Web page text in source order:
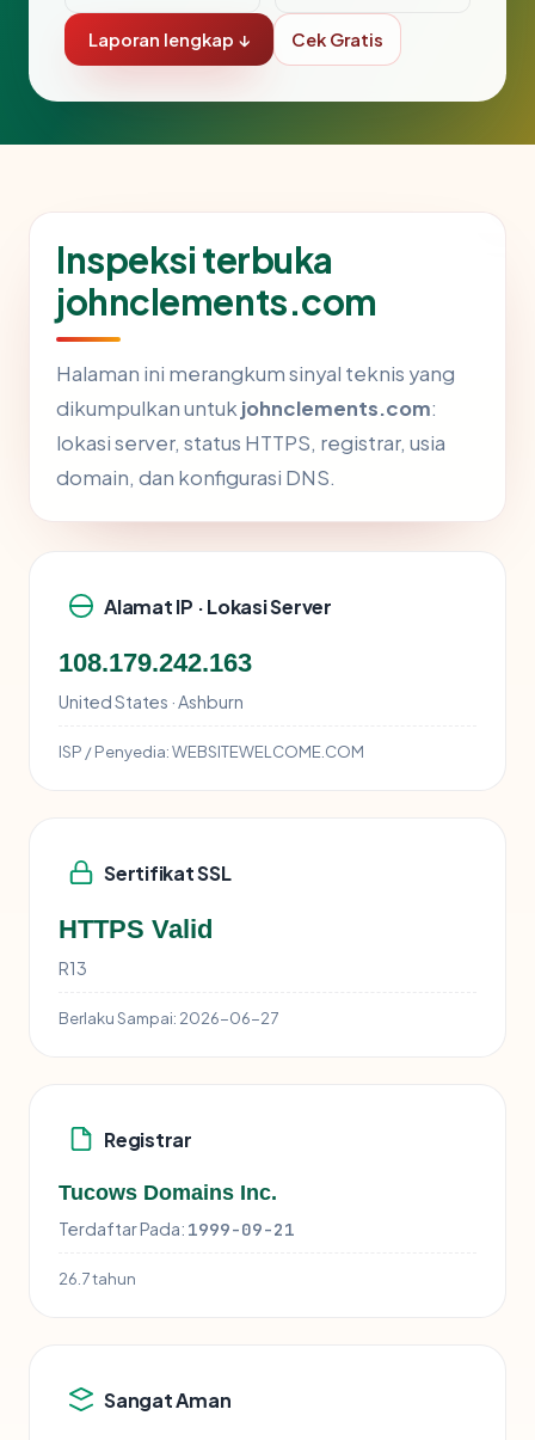
Laporan lengkap ↓ Cek Gratis
Inspeksi terbuka
johnclements.com
Halaman ini merangkum sinyal teknis yang
dikumpulkan untukjohnclements.com:
lokasi server, status HTTPS, registrar, usia
domain, dan konfigurasi DNS.
Alamat IP · Lokasi Server
108.179.242.163
United States · Ashburn
ISP / Penyedia:WEBSITEWELCOME.COM
Sertifikat SSL
HTTPS Valid
R13
Berlaku Sampai: 2026-06-27
Registrar
Tucows Domains Inc.
Terdaftar Pada: 1999-09-21
26.7 tahun
Sangat Aman